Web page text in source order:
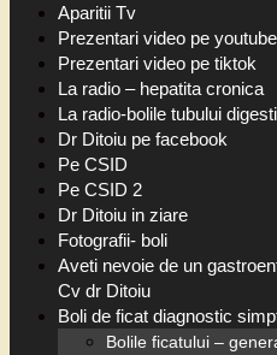
Aparitii Tv
Prezentari video pe youtube
Prezentari video pe tiktok
La radio – hepatita cronica
La radio-bolile tubului
Dr Ditoiu pe facebook
Pe CSID
Pe CSID 2
Dr Ditoiu in ziare
Fotografii- boli
Aveti nevoie de un
Cv dr Ditoiu
Boli de ficat diagnostic
Bolile ficatului –